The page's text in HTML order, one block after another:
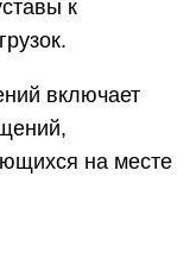
к
включает
на месте